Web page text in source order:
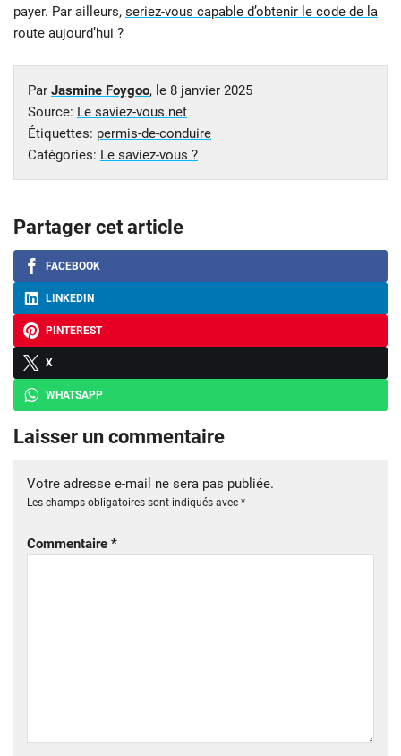
payer. Par ailleurs, seriez-vous capable d’obtenir le code de la
route aujourd’hui ?
Par Jasmine Foygoo, le 8 janvier 2025
Source: Le saviez-vous.net
Étiquettes: permis-de-conduire
Catégories: Le saviez-vous ?
Partager cet article
FACEBOOK
LINKEDIN
PINTEREST
X
WHATSAPP
Laisser un commentaire
Votre adresse e-mail ne sera pas publiée.
Les champs obligatoires sont indiqués avec *
Commentaire *